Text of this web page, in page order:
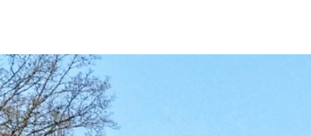
enementen
Geef Mind-